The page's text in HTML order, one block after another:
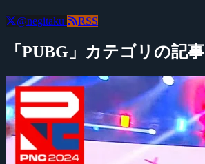
@negitaku RSS
「PUBG」カテゴリの記事